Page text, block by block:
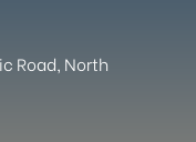
Road, North